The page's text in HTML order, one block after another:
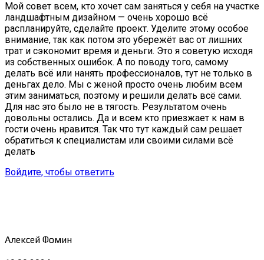
Мой совет всем, кто хочет сам заняться у себя на участке
ландшафтным дизайном — очень хорошо всё
распланируйте, сделайте проект. Уделите этому особое
внимание, так как потом это убережёт вас от лишних
трат и сэкономит время и деньги. Это я советую исходя
из собственных ошибок. А по поводу того, самому
делать всё или нанять профессионалов, тут не только в
деньгах дело. Мы с женой просто очень любим всем
этим заниматься, поэтому и решили делать всё сами.
Для нас это было не в тягость. Результатом очень
довольны остались. Да и всем кто приезжает к нам в
гости очень нравится. Так что тут каждый сам решает
обратиться к специалистам или своими силами всё
делать
Войдите, чтобы ответить
Алексей Фомин